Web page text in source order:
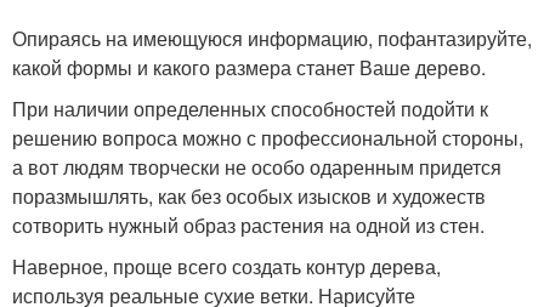
Опираясь на имеющуюся информацию, пофантазируйте,
какой формы и какого размера станет Ваше дерево.
При наличии определенных способностей подойти к
решению вопроса можно с профессиональной стороны,
а вот людям творчески не особо одаренным придется
поразмышлять, как без особых изысков и художеств
сотворить нужный образ растения на одной из стен.
Наверное, проще всего создать контур дерева,
используя реальные сухие ветки. Нарисуйте